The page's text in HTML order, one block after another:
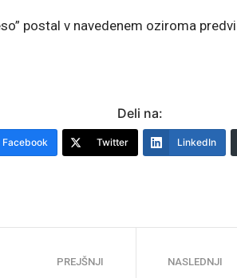
postal v navedenem oziroma
Deli na:
Facebook Twitter LinkedIn
PREJŠNJI NASLEDNJI